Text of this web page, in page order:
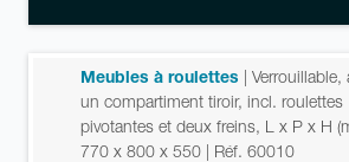
Meubles à roulettes | Verrouillable,
un compartiment tiroir, incl. roulettes
pivotantes et deux freins, L x P x H
770 x 800 x 550 | Réf. 60010